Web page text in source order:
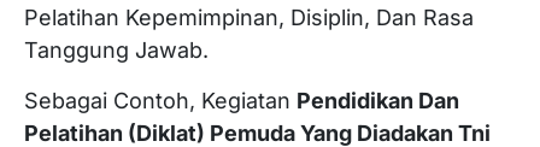
Pelatihan Kepemimpinan, Disiplin, Dan Rasa
Tanggung Jawab.
Sebagai Contoh, Kegiatan Pendidikan Dan
Pelatihan (Diklat) Pemuda Yang Diadakan Tni